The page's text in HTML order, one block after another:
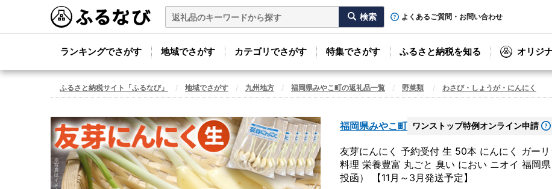
よくあるご質問・お問い合わせ
ランキングでさがす 地域でさがす カテゴリでさがす 特集でさがす ふるさと納税を知る オリジ
ふるさと納税サイト「ふるなび」 地域でさがす 九州地方 福岡県みやこ町の返礼品一覧 野菜類 わさび・しょうが・にんにく
福岡県みやこ町 ワンストップ特例オンライン申請
友芽にんにく 予約受付 生 50本 にんにく ガー
料理 栄養豊富 丸ごと 臭い におい ニオイ 福岡
投函） 【11月～3月発送予定】